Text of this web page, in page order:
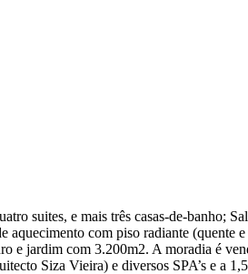
suites, e mais três casas-de-banho;
com piso radiante
jardim com 3.200m2. A moradia é
Siza Vieira) e diversos SPA’s e a